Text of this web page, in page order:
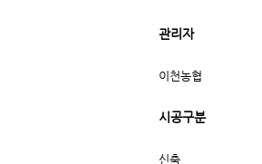
관리자
이천농협
시공구분
신축